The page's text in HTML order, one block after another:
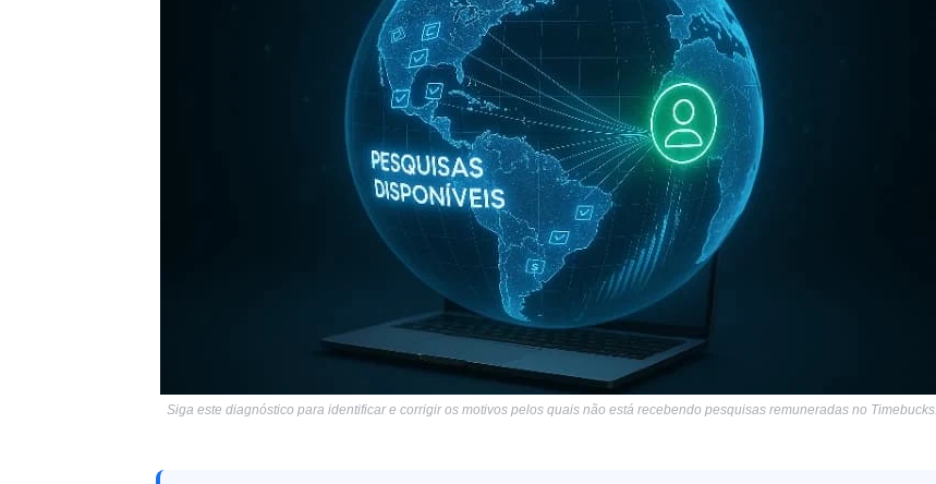
Siga este diagnóstico para identificar e corrigir os motivos pelos quais não está recebendo pesquisas remuneradas no Timebucks.